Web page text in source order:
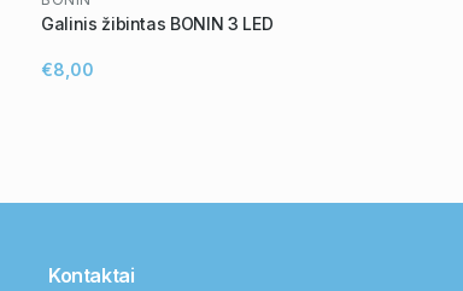
Galinis žibintas BONIN 3 LED
€8,00
Kontaktai